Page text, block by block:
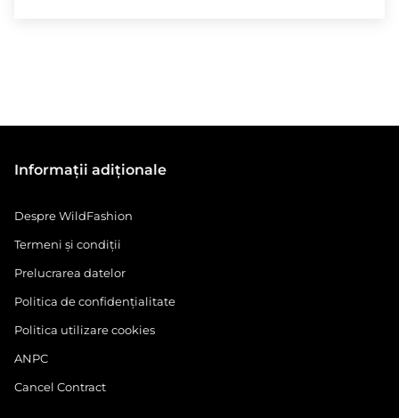
Informații adiționale
Despre WildFashion
Termeni și condiții
Prelucrarea datelor
Politica de confidențialitate
Politica utilizare cookies
ANPC
Cancel Contract